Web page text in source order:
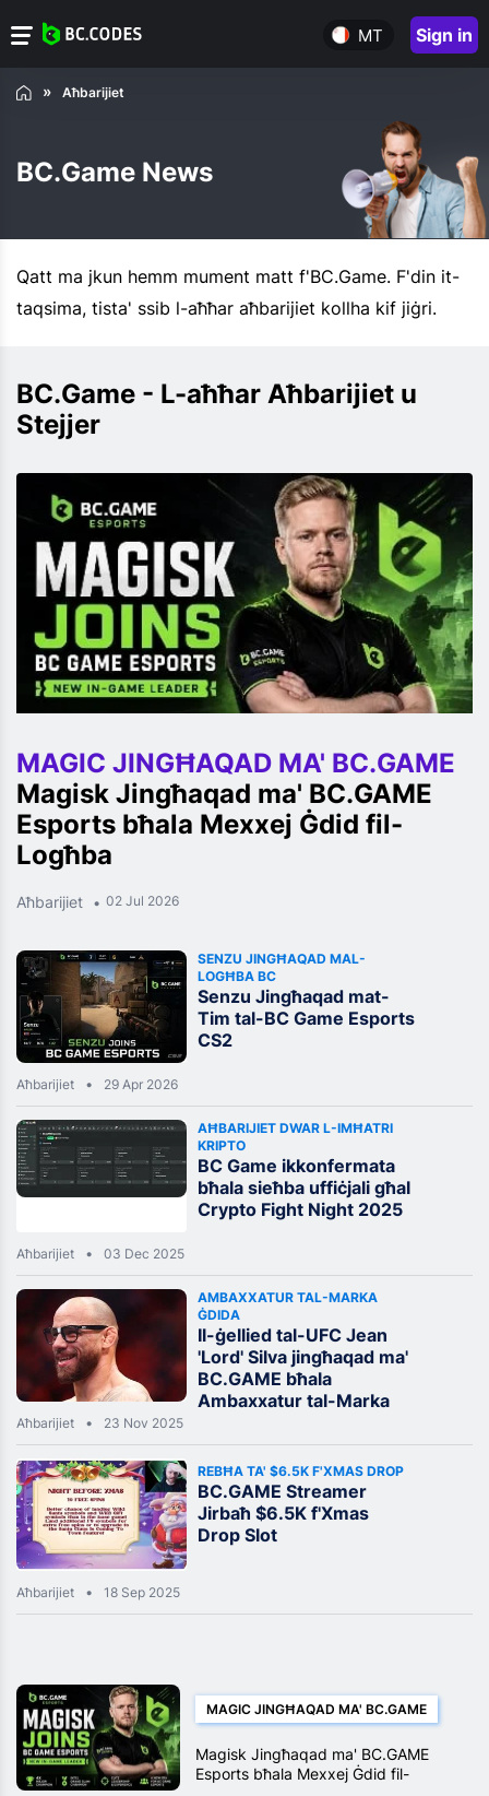
MT Sign in
Aħbarijiet
BC.Game News
Qatt ma jkun hemm mument matt f'BC.Game. F'din it-
taqsima, tista' ssib l-aħħar aħbarijiet kollha kif jiġri.
BC.Game - L-aħħar Aħbarijiet u
Stejjer
MAGIC JINGĦAQAD MA' BC.GAME
Magisk Jingħaqad ma' BC.GAME
Esports bħala Mexxej Ġdid fil-
Logħba
Aħbarijiet 02 Jul 2026
SENZU JINGĦAQAD MAL-
LOGĦBA BC
Senzu Jingħaqad mat-
Tim tal-BC Game Esports
CS2
Aħbarijiet 29 Apr 2026
AĦBARIJIET DWAR L-IMĦATRI
KRIPTO
BC Game ikkonfermata
bħala sieħba uffiċjali għal
Crypto Fight Night 2025
Aħbarijiet 03 Dec 2025
AMBAXXATUR TAL-MARKA
ĠDIDA
Il-ġellied tal-UFC Jean
'Lord' Silva jingħaqad ma'
BC.GAME bħala
Ambaxxatur tal-Marka
Aħbarijiet 23 Nov 2025
REBĦA TA' $6.5K F'XMAS DROP
BC.GAME Streamer
Jirbaħ $6.5K f'Xmas
Drop Slot
Aħbarijiet 18 Sep 2025
MAGIC JINGĦAQAD MA' BC.GAME
Magisk Jingħaqad ma' BC.GAME
Esports bħala Mexxej Ġdid fil-